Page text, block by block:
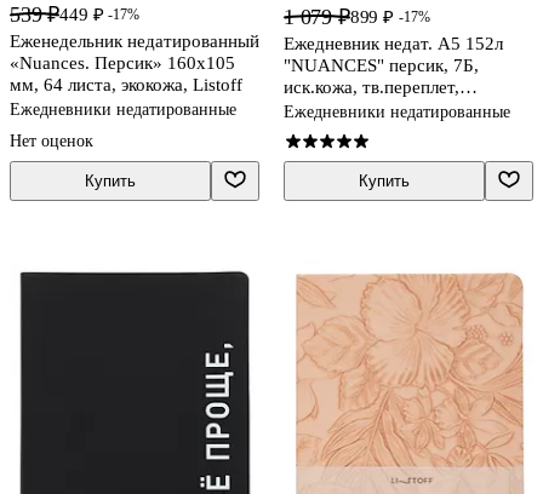
539 ₽449 ₽ -17%
Еженедельник недатированный
«Nuances. Персик» 160х105
мм, 64 листа, экокожа, Listoff
Ежедневники недатированные
Нет оценок
Купить
1 079 ₽899 ₽ -17%
Ежедневник недат. А5 152л
"NUANCES" персик, 7Б,
иск.кожа, тв.переплет,
тонир.блок, нашивка с
тисн.фольгой, скругл.углы,
ляссе, инд.уп
Ежедневники недатированные
Купить